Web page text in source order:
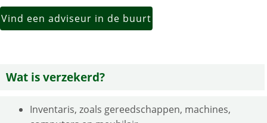
Vind een adviseur in de buurt
Wat is verzekerd?
Inventaris, zoals gereedschappen, machines,